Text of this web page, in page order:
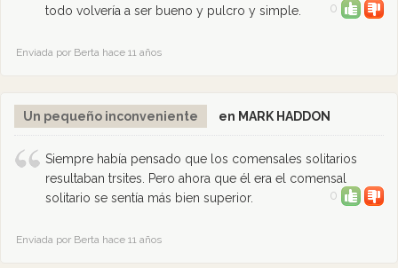
todo volvería a ser bueno y pulcro y simple.
0
Enviada por Berta hace 11 años
Un pequeño inconveniente en MARK HADDON
Siempre había pensado que los comensales solitarios
resultaban trsites. Pero ahora que él era el comensal
solitario se sentía más bien superior.
0
Enviada por Berta hace 11 años